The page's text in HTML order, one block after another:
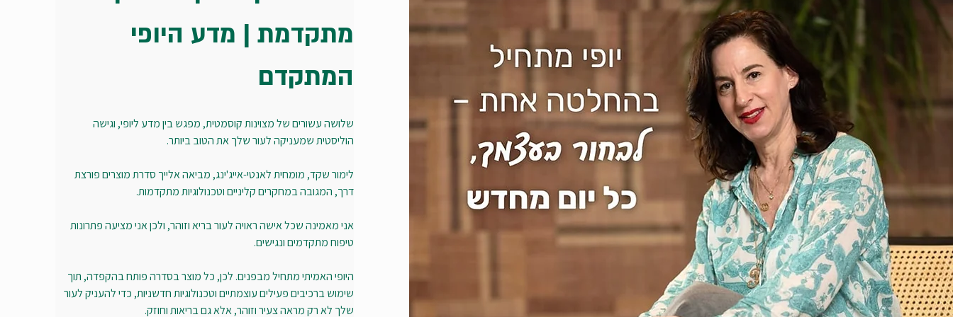
מתקדמת | מדע היופי
המתקדם
שלושה עשורים של מצוינות קוסמטית, מפגש בין מדע ליופי, וגישה
הוליסטית שמעניקה לעור שלך את הטוב ביותר.
לימור שקד, מומחית לאנטי-אייג'ינג, מביאה אלייך סדרת מוצרים פורצת
דרך, המגובה במחקרים קליניים וטכנולוגיות מתקדמות.
אני מאמינה שכל אישה ראויה לעור בריא וזוהר, ולכן אני מציעה פתרונות
טיפוח מתקדמים ונגישים.
היופי האמיתי מתחיל מבפנים. לכן, כל מוצר בסדרה פותח בהקפדה, תוך
שימוש ברכיבים פעילים עוצמתיים וטכנולוגיות חדשניות, כדי להעניק לעור
שלך לא רק מראה צעיר וזוהר, אלא גם בריאות וחוזק.